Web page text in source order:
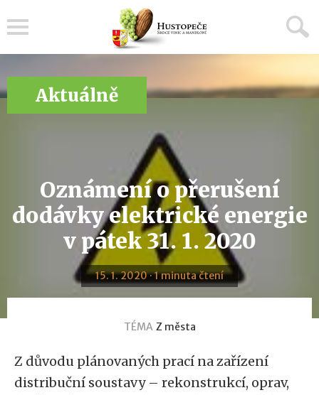
Aktuálně
Oznámení o přerušení
dodávky elektrické energie
v pátek 31. 1. 2020
15. 1. 2020 · 1 minuta čtení
TÉMA Z města
Z důvodu plánovaných prací na zařízení
distribuční soustavy – rekonstrukcí, oprav,